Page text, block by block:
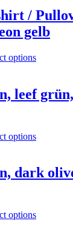
/
gelb
optionsThis
multiple
variants.
may
be
on
the
leef
optionsThis
multiple
variants.
may
dark
optionsThis